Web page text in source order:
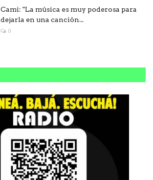
Cami: "La música es muy poderosa para
dejarla en una canción...
0